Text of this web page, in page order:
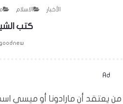
الأخبار الاسلام
كتب
Ad